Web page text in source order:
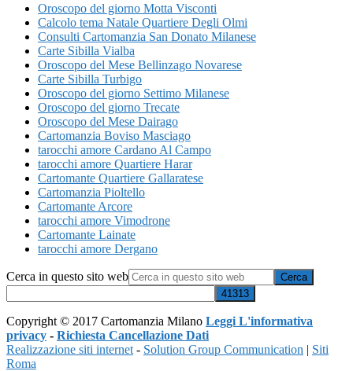
Oroscopo del giorno Motta Visconti
Calcolo tema Natale Quartiere Degli Olmi
Consulti Cartomanzia San Donato Milanese
Carte Sibilla Vialba
Oroscopo del Mese Bellinzago Novarese
Carte Sibilla Turbigo
Oroscopo del giorno Settimo Milanese
Oroscopo del giorno Trecate
Oroscopo del Mese Dairago
Cartomanzia Boviso Masciago
tarocchi amore Cardano Al Campo
tarocchi amore Quartiere Harar
Cartomante Quartiere Gallaratese
Cartomanzia Pioltello
Cartomante Arcore
tarocchi amore Vimodrone
Cartomante Lainate
tarocchi amore Dergano
Cerca in questo sito web
Copyright © 2017 Cartomanzia Milano Leggi L'informativa
privacy - Richiesta Cancellazione Dati
Realizzazione siti internet - Solution Group Communication | Siti
Roma